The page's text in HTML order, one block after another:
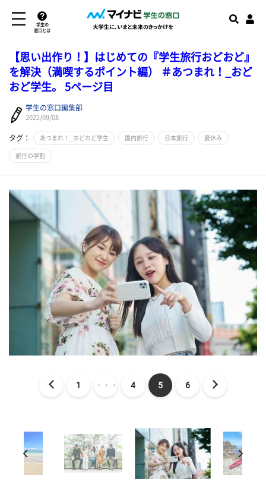
学生の
窓口とは
【思い出作り！】はじめての『学生旅行おどおど』
を解決（満喫するポイント編） ＃あつまれ！_おど
おど学生。 5ページ目
学生の窓口編集部
2022/09/08
タグ： あつまれ！_おどおど学生 国内旅行 日本旅行 夏休み
旅行の学割
1 ・・・ 4 5 6